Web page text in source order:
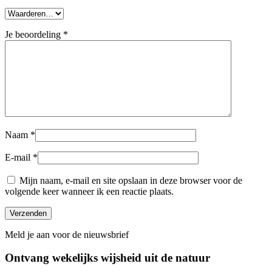
Je beoordeling *
Naam *
E-mail *
Mijn naam, e-mail en site opslaan in deze browser voor de
volgende keer wanneer ik een reactie plaats.
Meld je aan voor de nieuwsbrief
Ontvang wekelijks wijsheid uit de natuur